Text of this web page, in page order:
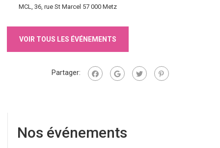
MCL, 36, rue St Marcel 57 000 Metz
VOIR TOUS LES ÉVÉNEMENTS
Partager:
Nos événements